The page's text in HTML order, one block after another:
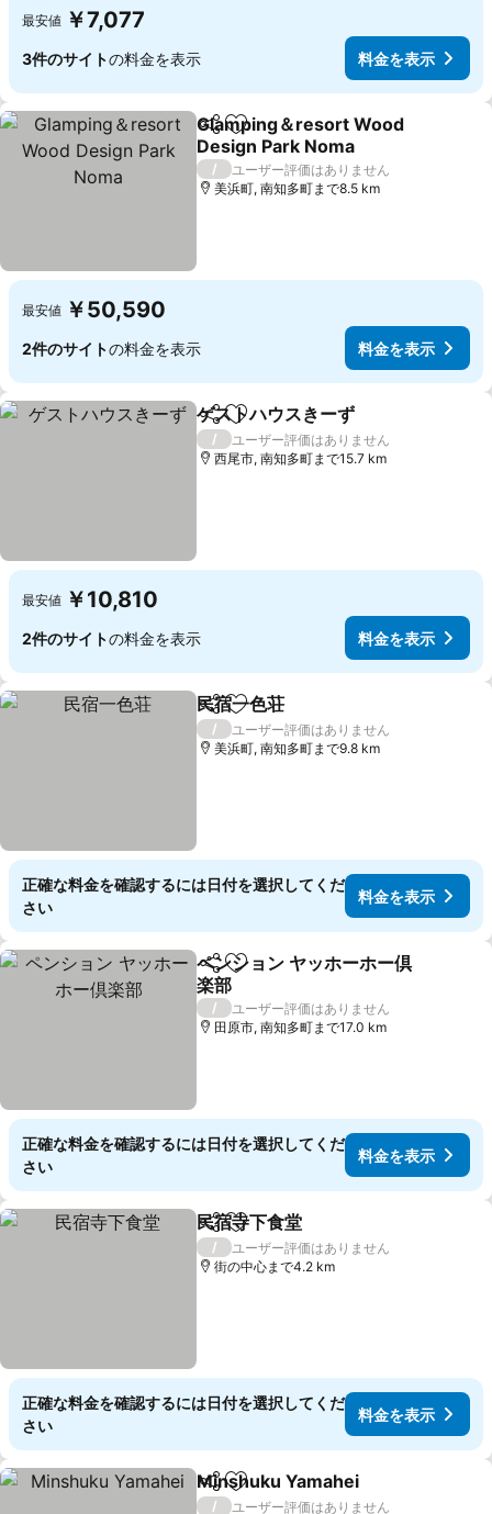
最安値 ￥7,077
3件のサイトの料金を表示 料金を表示
シェアお気に入りに追加
Glamping＆resort Wood
Design Park Noma
料金を表示
/
ユーザー評価はありません
美浜町, 南知多町まで8.5 km
最安値 ￥50,590
2件のサイトの料金を表示 料金を表示
シェアお気に入りに追加
ゲストハウスきーず
/
ユーザー評価はありません
西尾市, 南知多町まで15.7 km
最安値 ￥10,810
2件のサイトの料金を表示 料金を表示
シェアお気に入りに追加
民宿一色荘
/
ユーザー評価はありません
美浜町, 南知多町まで9.8 km
正確な料金を確認するには日付を選択してくだ
さい
料金を表示
シェアお気に入りに追加
ペンション ヤッホーホー倶
楽部
料金を表示
/
ユーザー評価はありません
田原市, 南知多町まで17.0 km
正確な料金を確認するには日付を選択してくだ
さい
料金を表示
シェアお気に入りに追加
民宿寺下食堂
/
ユーザー評価はありません
街の中心まで4.2 km
正確な料金を確認するには日付を選択してくだ
さい
料金を表示
シェアお気に入りに追加
Minshuku Yamahei
/
ユーザー評価はありません